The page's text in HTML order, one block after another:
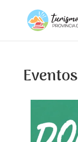
Eventos